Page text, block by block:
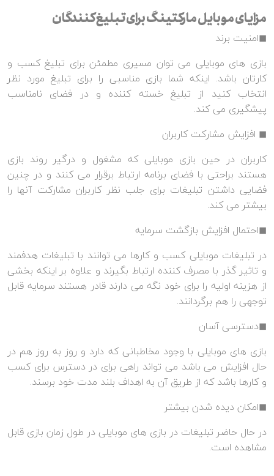
مزایای موبایل مارکتینگ برای تبلیغ کنندگان
◼امنیت برند
بازی های موبایلی می توان مسیری مطمئن برای تبلیغ کسب و
کارتان باشد. اینکه شما بازی مناسبی را برای تبلیغ مورد نظر
انتخاب کنید از تبلیغ خسته کننده و در فضای نامناسب
پیشگیری می کند.
◼ افزایش مشارکت کاربران
کاربران در حین بازی موبایلی که مشغول و درگیر روند بازی
هستند براحتی با فضای برنامه ارتباط برقرار می کنند و در چنین
فضایی داشتن تبلیغات برای جلب نظر کاربران مشارکت آنها را
بیشتر می کند.
◼احتمال افزایش بازگشت سرمایه
در تبلیغات موبایلی کسب و کارها می توانند با تبلیغات هدفمند
و تاثیر گذر با مصرف کننده ارتباط بگیرند و علاوه بر اینکه بخشی
از هزینه اولیه را برای خود نگه می دارند قادر هستند سرمایه قابل
توجهی را هم برگردانند.
◼دسترسی آسان
بازی های موبایلی با وجود مخاطبانی که دارد و روز به روز هم در
حال افزایش می باشد می تواند راهی برای در دسترس برای کسب
و کارها باشد که از طریق آن به اهداف بلند مدت خود برسند.
◼امکان دیده شدن بیشتر
در حال حاضر تبلیغات در بازی های موبایلی در طول زمان بازی قابل
مشاهده است.